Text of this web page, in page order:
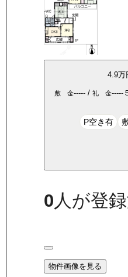
4.9万
敷 金-----/ 礼 金-----
P空き有
0 人が登
物件画像を見る